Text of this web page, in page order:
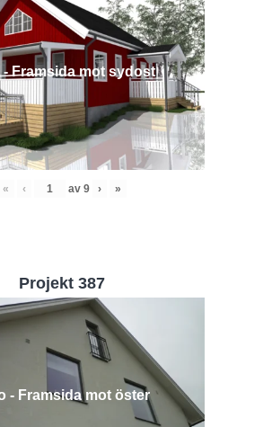
- Framsida mot sydost
« ‹ av 9 › »
Projekt 387
- Framsida mot öster